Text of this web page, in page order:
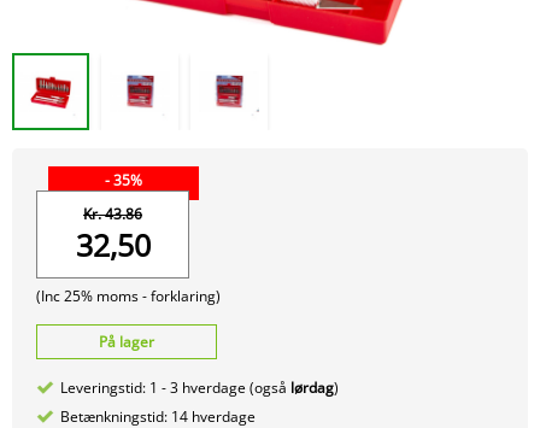
- 35%
Kr. 43.86
32,50
(Inc 25% moms -forklaring)
På lager
Leveringstid: 1 - 3 hverdage (også lørdag)
Betænkningstid: 14 hverdage